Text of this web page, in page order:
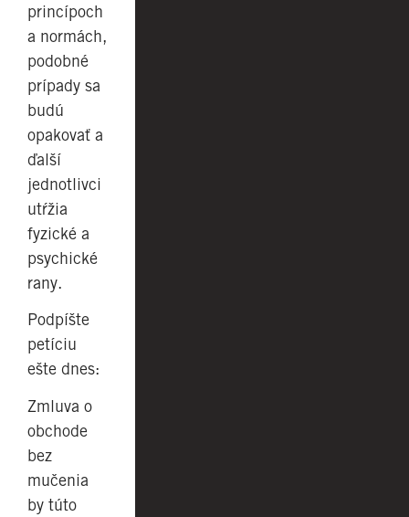
princípoch
a normách,
podobné
prípady sa
budú
opakovať a
ďalší
jednotlivci
utŕžia
fyzické a
psychické
rany.
Podpíšte
petíciu
ešte dnes:
Zmluva o
obchode
bez
mučenia
by túto